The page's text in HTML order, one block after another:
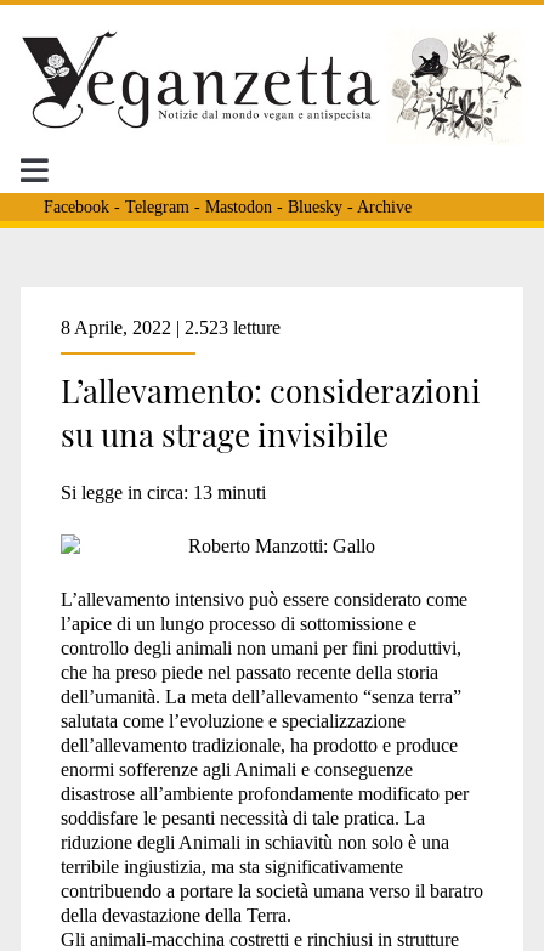
Facebook- Telegram - Mastodon - Bluesky- Archive
Tag:
<span>direttiva
2002/4/CE</span>
8 Aprile, 2022 | 2.523 letture
L’allevamento: considerazioni
su una strage invisibile
Si legge in circa: 13 minuti
L’allevamento intensivo può essere considerato come
l’apice di un lungo processo di sottomissione e
controllo degli animali non umani per fini produttivi,
che ha preso piede nel passato recente della storia
dell’umanità. La meta dell’allevamento “senza terra”
salutata come l’evoluzione e specializzazione
dell’allevamento tradizionale, ha prodotto e produce
enormi sofferenze agli Animali e conseguenze
disastrose all’ambiente profondamente modificato per
soddisfare le pesanti necessità di tale pratica. La
riduzione degli Animali in schiavitù non solo è una
terribile ingiustizia, ma sta significativamente
contribuendo a portare la società umana verso il baratro
della devastazione della Terra.
Gli animali-macchina costretti e rinchiusi in strutture